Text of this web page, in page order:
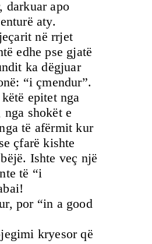
darkuar apo
aty.
në rrjet
edhe pse gjatë
ka dëgjuar
“i çmendur”.
epitet nga
nga shokët e
të afërmit kur
çfarë kishte
Ishte veç një
të “i
por “in a good
kryesor që